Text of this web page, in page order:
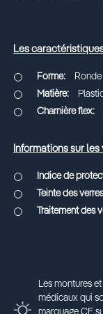
Les
Ronde
Informations sur les
Les montures
médicaux qui